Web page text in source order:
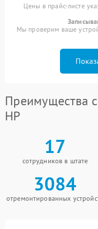
Цены в прайс-листе
Мы проверим ваше
Преимущества
HP
17
сотрудников в штате
3084
отремонтированных